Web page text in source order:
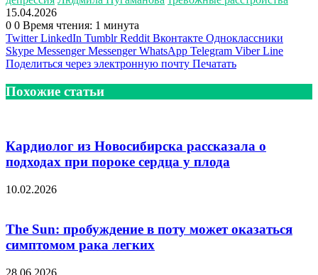
15.04.2026
0 0 Время чтения: 1 минута
Twitter LinkedIn Tumblr Reddit Вконтакте Одноклассники
Skype Messenger Messenger WhatsApp Telegram Viber Line
Поделиться через электронную почту Печатать
Похожие статьи
Кардиолог из Новосибирска рассказала о
подходах при пороке сердца у плода
10.02.2026
The Sun: пробуждение в поту может оказаться
симптомом рака легких